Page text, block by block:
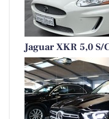
Jaguar XKR 5,0